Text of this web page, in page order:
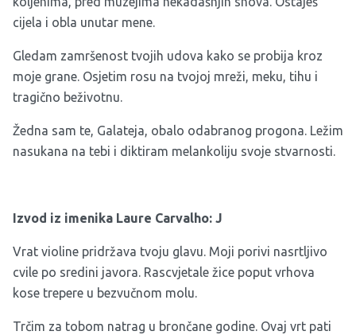
cijela i obla unutar mene.
Gledam zamršenost tvojih udova kako se probija kroz
moje grane. Osjetim rosu na tvojoj mreži, meku, tihu i
tragično beživotnu.
Žedna sam te, Galateja, obalo odabranog progona. Ležim
nasukana na tebi i diktiram melankoliju svoje stvarnosti.
Izvod iz imenika Laure Carvalho: J
Vrat violine pridržava tvoju glavu. Moji porivi nasrtljivo
cvile po sredini javora. Rascvjetale žice poput vrhova
kose trepere u bezvučnom molu.
Trčim za tobom natrag u brončane godine. Ovaj vrt pati